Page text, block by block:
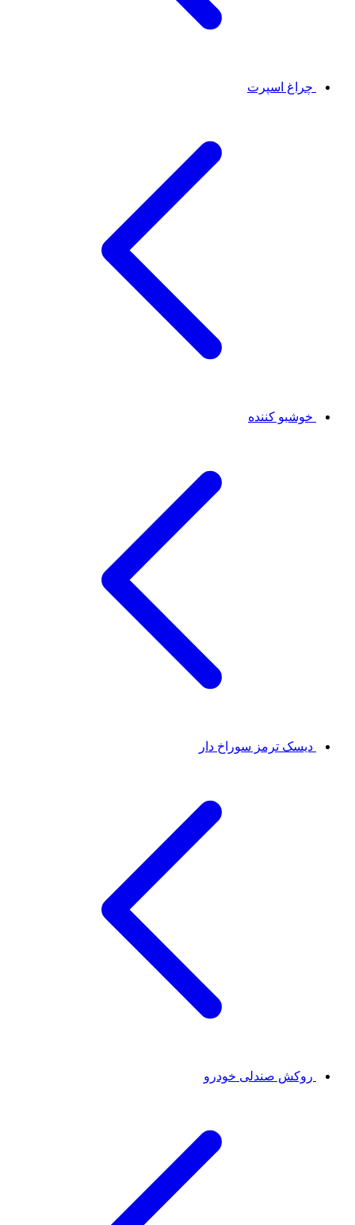
چراغ اسپرت
خوشبو کننده
دیسک ترمز سوراخ دار
روکش صندلی خودرو